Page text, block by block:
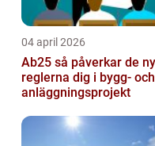
04 april 2026
Ab25 så påverkar de nya
reglerna dig i bygg- och
anläggningsprojekt